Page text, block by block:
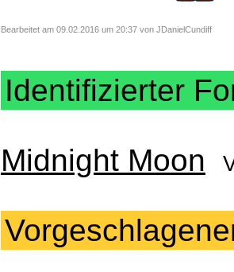
Bearbeitet am 09.02.2016 um 20:37 von JDanielCundiff
Identifizierter
Midnight Moon